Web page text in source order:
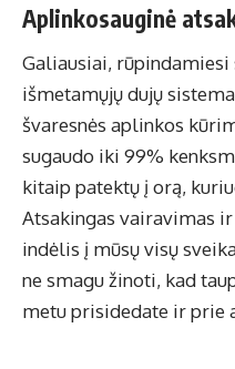
Aplinkosauginė
Galiausiai,
išmetamųjų dujų
švaresnės aplinkos
sugaudo iki 99%
kitaip patektų į orą,
Atsakingas vairavimas
indėlis į mūsų visų
ne smagu žinoti, kad
metu prisidedate ir prie